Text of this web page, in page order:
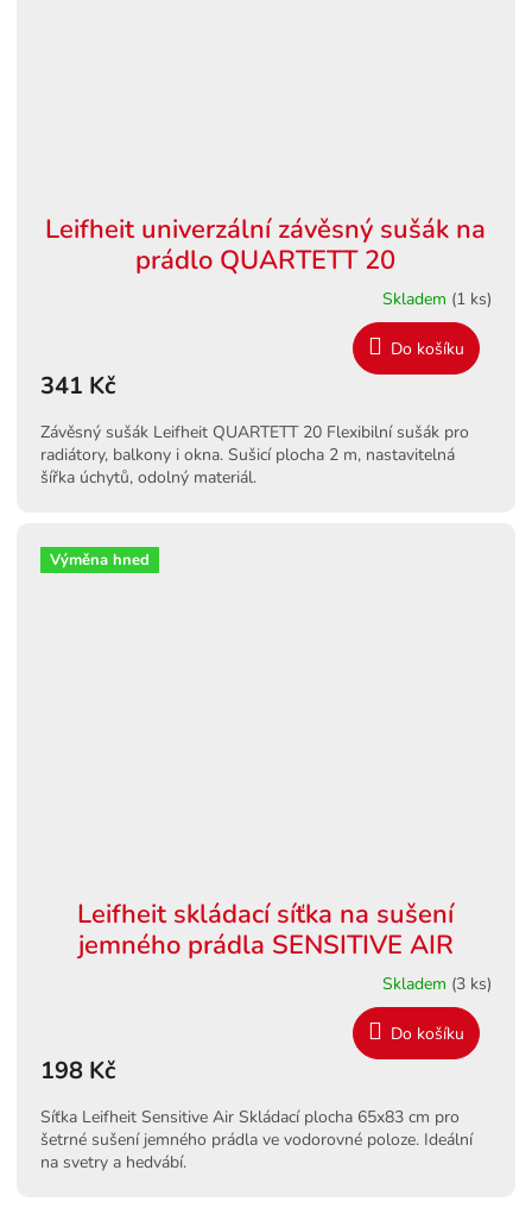
Leifheit univerzální závěsný sušák na
prádlo QUARTETT 20
Skladem (1 ks)
341 Kč
Do košíku
Závěsný sušák Leifheit QUARTETT 20 Flexibilní sušák pro
radiátory, balkony i okna. Sušicí plocha 2 m, nastavitelná
šířka úchytů, odolný materiál.
Výměna hned
Leifheit skládací síťka na sušení
jemného prádla SENSITIVE AIR
Skladem (3 ks)
198 Kč
Do košíku
Síťka Leifheit Sensitive Air Skládací plocha 65x83 cm pro
šetrné sušení jemného prádla ve vodorovné poloze. Ideální
na svetry a hedvábí.